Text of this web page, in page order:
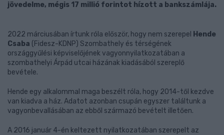
jövedelme, mégis 17 millió forintot hízott a bankszámlája.
2022 márciusában írtunk róla először, hogy nem szerepel Hende
Csaba (Fidesz-KDNP) Szombathely és térségének
országgyűlési képviselőjének vagyonnyilatkozatában a
szombathelyi Árpád utcai házának kiadásából szereplő
bevétele.
Hende egy alkalommal maga beszélt róla, hogy 2014-től kezdve
van kiadva a ház. Adatot azonban csupán egyszer találtunk a
vagyonbevallásában az ebből származó bevételt illetően.
A 2016 január 4-én keltezett nyilatkozatában szerepelt az